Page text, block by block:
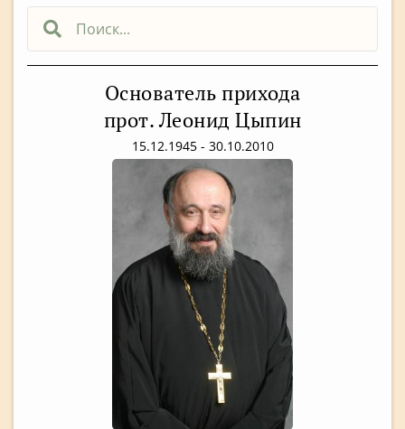
Основатель прихода
прот. Леонид Цыпин
15.12.1945 - 30.10.2010